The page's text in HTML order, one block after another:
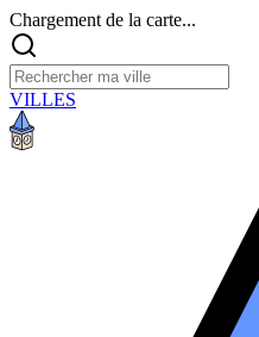
Chargement de la carte...
VILLES